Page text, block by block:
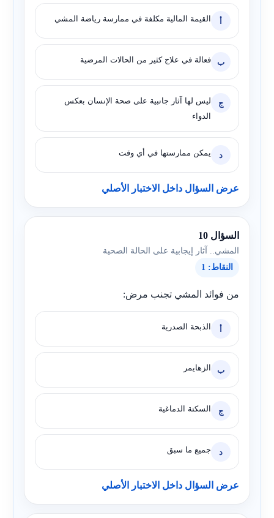
أ القيمة المالية مكلفة في ممارسة رياضة المشي
ب فعالة في علاج كثير من الحالات المرضية
ج
ليس لها آثار جانبية على صحة الإنسان بعكس
الدواء
د يمكن ممارستها في أي وقت
عرض السؤال داخل الاختبار الأصلي
السؤال 10
المشي.. آثار إيجابية على الحالة الصحية
النقاط: 1
من فوائد المشي تجنب مرض:
أ الذبحة الصدرية
ب الزهايمر
ج السكتة الدماغية
د جميع ما سبق
عرض السؤال داخل الاختبار الأصلي